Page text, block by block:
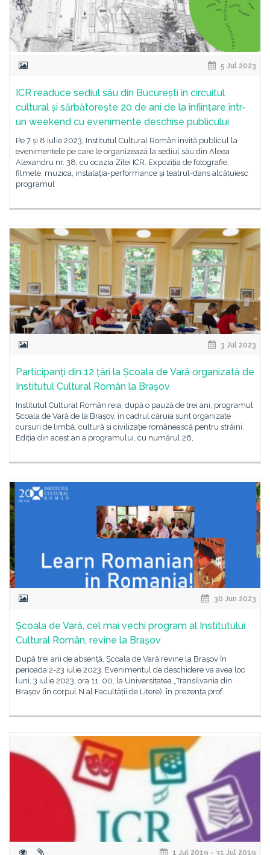
5 Jul 2023
ICR readuce sediul său din București în circuitul
cultural și sărbătorește 20 de ani de la înființare într-
un weekend cu evenimente deschise publicului
Pe 7 și 8 iulie 2023, Institutul Cultural Român invită publicul la
evenimentele pe care le organizează la sediul său din Aleea
Alexandru nr. 38, cu ocazia Zilei ICR. Expoziția de fotografie,
filmele, muzica, instalația-performance și teatrul-dans alcătuiesc
programul
3 Jul 2023
Participanți din 12 țări la Școala de Vară organizată de
Institutul Cultural Român la Brașov
Institutul Cultural Român reia, după o pauză de trei ani, programul
Școala de Vară de la Brașov, în cadrul căruia sunt organizate
cursuri de limbă, cultură și civilizație românească pentru străini.
Ediția din acest an a programului, cu numărul 26,
30 Jun 2023
Școala de Vară, cel mai vechi program al Institutului
Cultural Român, revine la Brașov
După trei ani de absență, Școala de Vară revine la Brașov în
perioada 2-23 iulie 2023. Evenimentul de deschidere va avea loc
luni, 3 iulie 2023, ora 11. 00, la Universitatea „Transilvania din
Brașov (în corpul N al Facultății de Litere), în prezența prof.
1 Jul 2019 - 31 Jul 2019